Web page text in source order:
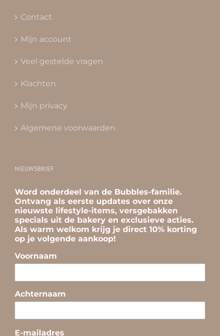
Contact
Mijn account
Veel gestelde vragen
Klachten
Mijn privacy
Algemene voorwaarden
NIEUWSBRIEF
Word onderdeel van de Bubbles-familie.
Ontvang als eerste updates over onze
nieuwste lifestyle-items, versgebakken
specials uit de bakery en exclusieve acties.
Als warm welkom krijg je direct 10% korting
op je volgende aankoop!
Voornaam
Achternaam
E-mailadres